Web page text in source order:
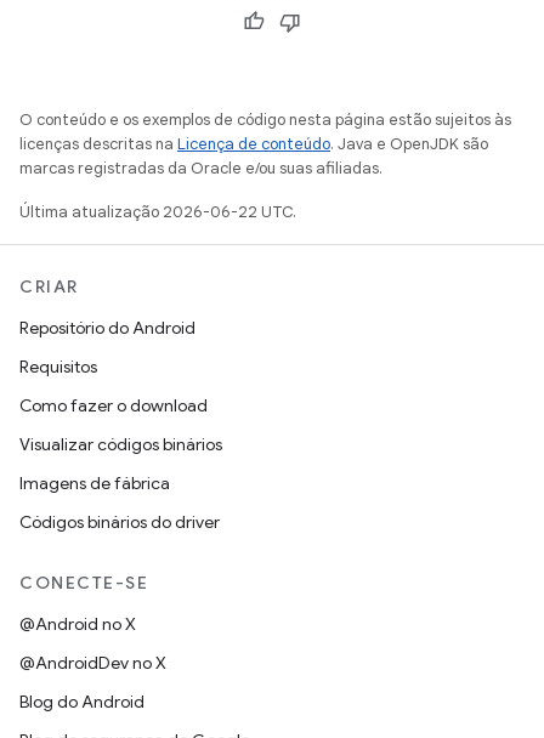
O conteúdo e os exemplos de código nesta página estão sujeitos às
licenças descritas na Licença de conteúdo. Java e OpenJDK são
marcas registradas da Oracle e/ou suas afiliadas.
Última atualização 2026-06-22 UTC.
CRIAR
Repositório do Android
Requisitos
Como fazer o download
Visualizar códigos binários
Imagens de fábrica
Códigos binários do driver
CONECTE-SE
@Android no X
@AndroidDev no X
Blog do Android